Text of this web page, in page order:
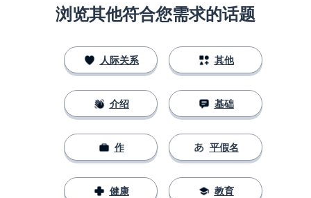
浏览其他符合您需求的话题
人际关系
介绍
作
健康
其他
基础
平假名
教育